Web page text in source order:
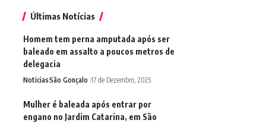
Últimas Notícias
Homem tem perna amputada após ser
baleado em assalto a poucos metros de
delegacia
NoticiasSão Gonçalo 17 de Dezembro, 2025
Mulher é baleada após entrar por
engano no Jardim Catarina, em São